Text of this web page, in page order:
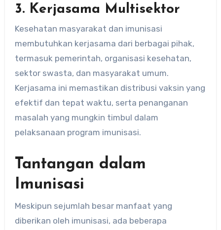
3. Kerjasama Multisektor
Kesehatan masyarakat dan imunisasi
membutuhkan kerjasama dari berbagai pihak,
termasuk pemerintah, organisasi kesehatan,
sektor swasta, dan masyarakat umum.
Kerjasama ini memastikan distribusi vaksin yang
efektif dan tepat waktu, serta penanganan
masalah yang mungkin timbul dalam
pelaksanaan program imunisasi.
Tantangan dalam
Imunisasi
Meskipun sejumlah besar manfaat yang
diberikan oleh imunisasi, ada beberapa